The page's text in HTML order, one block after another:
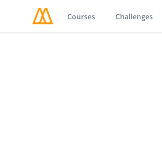
Courses Challenges